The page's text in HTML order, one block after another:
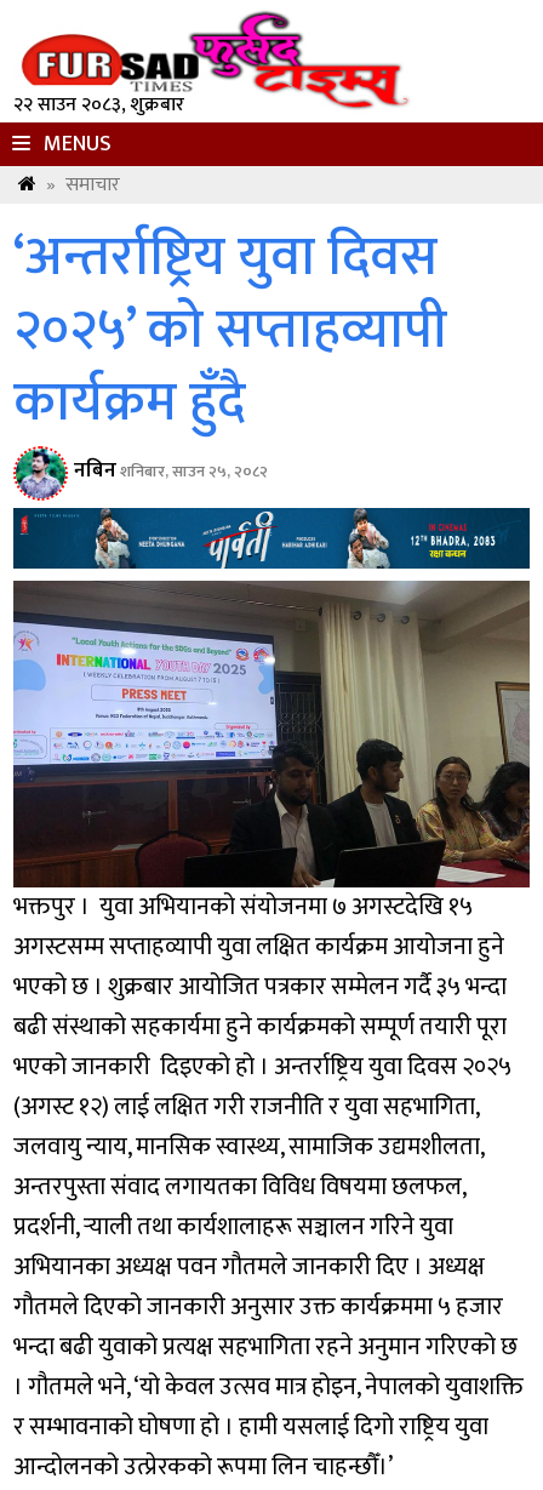
२२ साउन २०८३, शुक्रबार
MENUS
» समाचार
‘अन्तर्राष्ट्रिय युवा दिवस
२०२५’ को सप्ताहव्यापी
कार्यक्रम हुँदै
नबिनशनिबार, साउन २५, २०८२
भक्तपुर । युवा अभियानको संयोजनमा ७ अगस्टदेखि १५
अगस्टसम्म सप्ताहव्यापी युवा लक्षित कार्यक्रम आयोजना हुने
भएको छ । शुक्रबार आयोजित पत्रकार सम्मेलन गर्दै ३५ भन्दा
बढी संस्थाको सहकार्यमा हुने कार्यक्रमको सम्पूर्ण तयारी पूरा
भएको जानकारी दिइएको हो । अन्तर्राष्ट्रिय युवा दिवस २०२५
(अगस्ट १२) लाई लक्षित गरी राजनीति र युवा सहभागिता,
जलवायु न्याय, मानसिक स्वास्थ्य, सामाजिक उद्यमशीलता,
अन्तरपुस्ता संवाद लगायतका विविध विषयमा छलफल,
प्रदर्शनी, र्‍याली तथा कार्यशालाहरू सञ्चालन गरिने युवा
अभियानका अध्यक्ष पवन गौतमले जानकारी दिए । अध्यक्ष
गौतमले दिएको जानकारी अनुसार उक्त कार्यक्रममा ५ हजार
भन्दा बढी युवाको प्रत्यक्ष सहभागिता रहने अनुमान गरिएको छ
। गौतमले भने, ‘यो केवल उत्सव मात्र होइन, नेपालको युवाशक्ति
र सम्भावनाको घोषणा हो । हामी यसलाई दिगो राष्ट्रिय युवा
आन्दोलनको उत्प्रेरकको रूपमा लिन चाहन्छौँ।’